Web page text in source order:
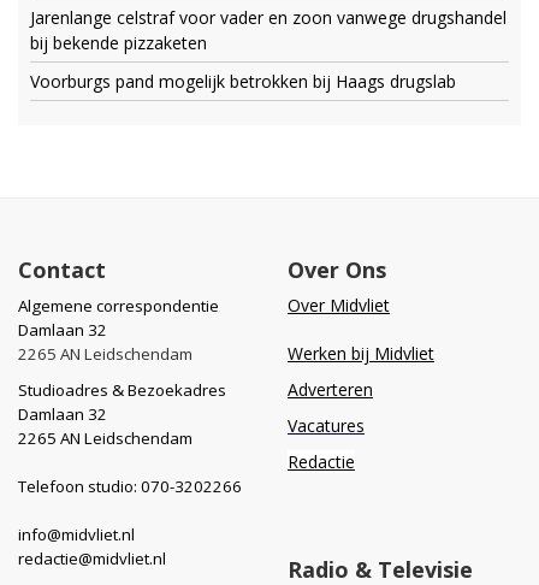
Jarenlange celstraf voor vader en zoon vanwege drugshandel
bij bekende pizzaketen
Voorburgs pand mogelijk betrokken bij Haags drugslab
Contact
Algemene correspondentie
Damlaan 32
2265 AN Leidschendam
Studioadres & Bezoekadres
Damlaan 32
2265 AN Leidschendam
Telefoon studio: 070-3202266
info@midvliet.nl
redactie@midvliet.nl
Over Ons
Over Midvliet
Werken bij Midvliet
Adverteren
Vacatures
Redactie
Radio & Televisie